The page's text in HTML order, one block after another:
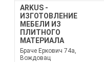
ARKUS -
ИЗГОТОВЛЕНИЕ
МЕБЕЛИ ИЗ
ПЛИТНОГО
МАТЕРИАЛА
Браче Еркович 74а,
Вождовац